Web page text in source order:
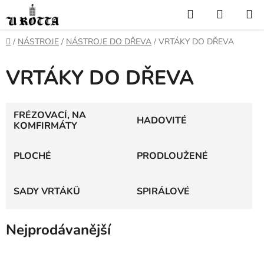
na
obsah
Hledat
KOŠÍK
DOMŮ
/ NÁSTROJE / NÁSTROJE DO DŘEVA / VRTÁKY DO DŘEVA
VRTÁKY DO DŘEVA
FRÉZOVACÍ, NA
KOMFIRMÁTY
HADOVITÉ
PLOCHÉ PRODLOUŽENÉ
SADY VRTÁKŮ SPIRÁLOVÉ
Nejprodávanější